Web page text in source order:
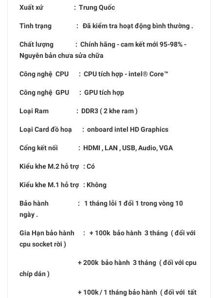
Xuất xứ : Trung Quốc
Tình trạng : Đã kiểm tra hoạt động bình thường .
Chất lượng : Chính hãng - cam kết mới 95-98% -
Nguyên bản chưa sửa chữa
Công nghệ CPU : CPU tích hợp - intel® Core™
Công nghệ GPU : GPU tích hợp
Loại Ram : DDR3 ( 2 khe ram )
Loại Card đồ hoạ : onboard intel HD Graphics
Cổng kết nối : HDMI , LAN , USB, Audio, VGA
Kiểu khe M.2 hỗ trợ : Có
Kiểu khe M.1 hỗ trợ : Không
Bảo hành : 1 tháng lỗi 1 đổi 1 trong vòng 10
ngày .
Gia Hạn bảo hành : + 100k bảo hành 3 tháng ( đổi với
cpu socket rời )
+ 200k bảo hành 3 tháng ( đối với cpu
chíp dán )
+ 100k / 1 tháng bảo hành ( đối với tất